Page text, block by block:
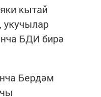
кытай
укучылар
БДИ бирә
Бердәм